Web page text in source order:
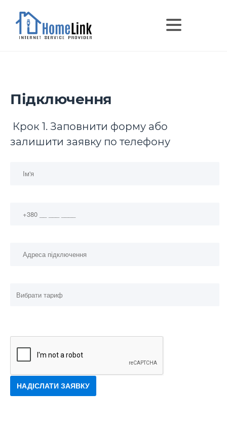
Підключення
Крок 1. Заповнити форму або
залишити заявку по телефону
НАДІСЛАТИ ЗАЯВКУ